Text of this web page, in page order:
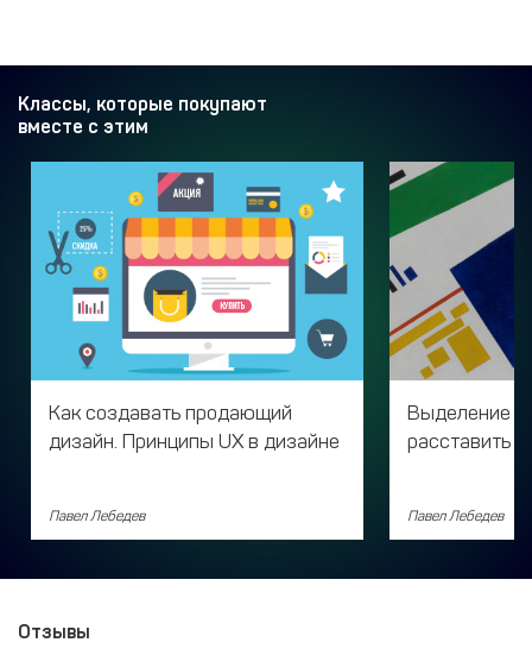
Классы, которые покупают
вместе с этим
Как создавать продающий
дизайн. Принципы UX в дизайне
Павел Лебедев
Выделение
расставить
Павел Лебедев
Отзывы